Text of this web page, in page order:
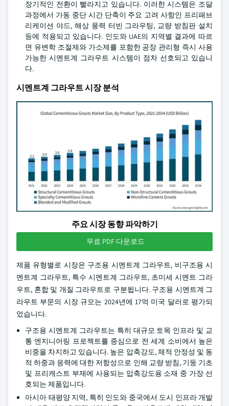
장기적인 전환이 빨라지고 있습니다. 이러한 시스템은 조달
과정에서 가동 중단 시간 단축이 주요 고려 사항인 프리패브
리케이션 야드, 해상 풍력 터빈 그라우팅, 교량 받침판 설치
등에 적용되고 있습니다. 인도와 UAE의 지역별 결과에 따르
면 유변학 조절제와 가소제를 포함한 공장 관리형 즉시 사용
가능한 시멘트계 그라우트 시스템이 점차 선호되고 있습니
다.
시멘트계 그라우트 시장 분석
주요 시장 동향 파악하기
무료 PDF 다운로드
제품 유형별로 시장은 구조용 시멘트계 그라우트, 비구조용 시
멘트계 그라우트, 특수 시멘트계 그라우트, 초미세 시멘트 그라
우트, 혼합 및 개질 그라우트로 구분됩니다. 구조용 시멘트계 그
라우트 부문의 시장 규모는 2024년에 17억 미국 달러로 평가되
었습니다.
구조용 시멘트계 그라우트는 특히 대규모 토목 인프라 및 교
통 엔지니어링 프로젝트를 중심으로 전 세계 소비에서 높은
비중을 차지하고 있습니다. 높은 압축강도, 체적 안정성 및 동
적 하중과 응력에 대한 저항성으로 인해 교량 받침, 기둥 기초
및 프리캐스트 부재에 사용되는 압축강도용 소재 중 가장 선
호되는 제품입니다.
아시아 태평양 지역, 특히 인도와 중국에서 도시 인프라 개발